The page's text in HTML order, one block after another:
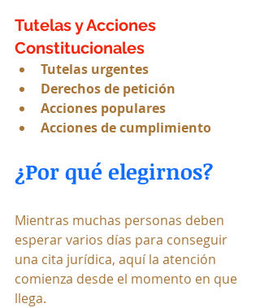
Tutelas y Acciones
Constitucionales
Tutelas urgentes
Derechos de petición
Acciones populares
Acciones de cumplimiento
¿Por qué elegirnos?
Mientras muchas personas deben
esperar varios días para conseguir
una cita jurídica, aquí la atención
comienza desde el momento en que
llega.